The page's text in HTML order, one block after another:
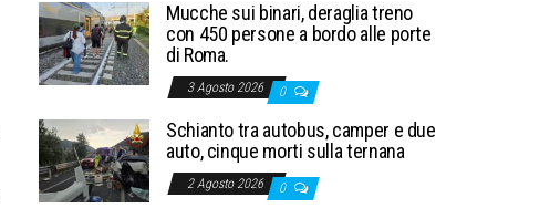
Mucche sui binari, deraglia treno
con 450 persone a bordo alle porte
di Roma.
3 Agosto 2026 0
Schianto tra autobus, camper e due
auto, cinque morti sulla ternana
2 Agosto 2026 0